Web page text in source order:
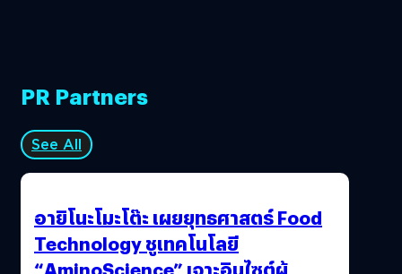
PR Partners
See All
อายิโนะโมะโต๊ะ เผยยุทธศาสตร์ Food
Technology ชูเทคโนโลยี